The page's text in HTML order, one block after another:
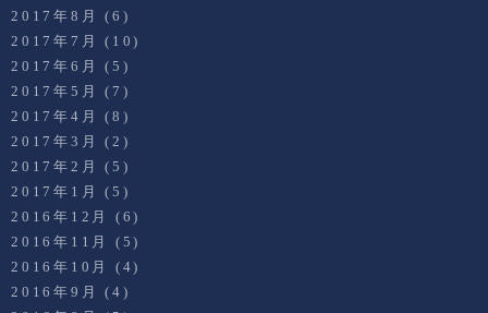
2017年8月
(6)
2017年7月
(10)
2017年6月
(5)
2017年5月
(7)
2017年4月
(8)
2017年3月
(2)
2017年2月
(5)
2017年1月
(5)
2016年12月
(6)
2016年11月
(5)
2016年10月
(4)
2016年9月
(4)